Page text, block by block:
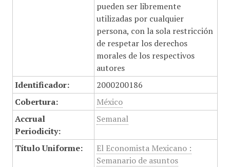
pueden ser libremente
utilizadas por cualquier
persona, con la sola restricción
de respetar los derechos
morales de los respectivos
autores
Identificador:
2000200186
Cobertura:
México
Accrual
Periodicity:
Semanal
Título Uniforme:
El Economista Mexicano :
Semanario de asuntos